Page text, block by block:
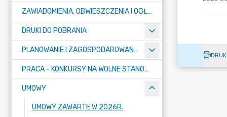
ZAWIADOMIENIA, OBWIESZCZENIA I OGŁOSZENIA
DRUKI DO POBRANIA
PLANOWANIE I ZAGOSPODAROWANIE PRZESTRZENNE
PRACA - KONKURSY NA WOLNE STANOWISKA
UMOWY
UMOWY ZAWARTE W 2026R.